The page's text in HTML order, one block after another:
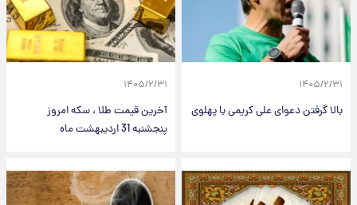
۱۴۰۵/۲/۳۱
بالا گرفتن دعوای علی کریمی با پهلوی
۱۴۰۵/۲/۳۱
آخرین قیمت طلا ، سکه امروز
پنجشنبه 31 اردیبهشت ماه